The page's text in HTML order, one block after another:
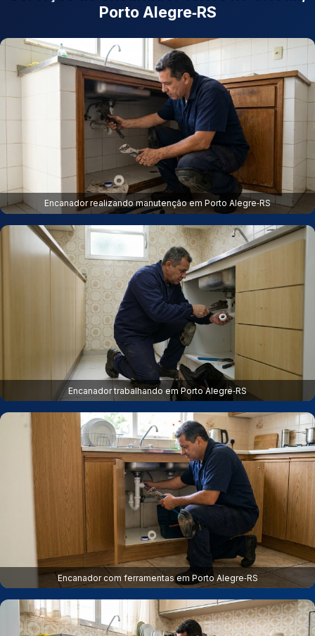
Porto Alegre‑RS
Encanador realizando manutenção em Porto Alegre‑RS
Encanador trabalhando em Porto Alegre‑RS
Encanador com ferramentas em Porto Alegre‑RS